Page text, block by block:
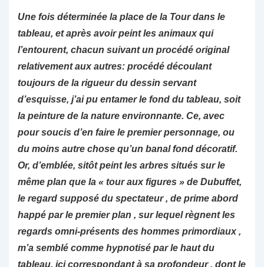
Une fois déterminée la place de la Tour dans le
tableau, et après avoir peint les animaux qui
l’entourent, chacun suivant un procédé original
relativement aux autres: procédé découlant
toujours de la rigueur du dessin servant
d’esquisse, j’ai pu entamer le fond du tableau, soit
la peinture de la nature environnante. Ce, avec
pour soucis d’en faire le premier personnage, ou
du moins autre chose qu’un banal fond décoratif.
Or, d’emblée, sitôt peint les arbres situés sur le
même plan que la « tour aux figures » de Dubuffet,
le regard supposé du spectateur , de prime abord
happé par le premier plan , sur lequel règnent les
regards omni-présents des hommes primordiaux ,
m’a semblé comme hypnotisé par le haut du
tableau, ici correspondant à sa profondeur , dont le